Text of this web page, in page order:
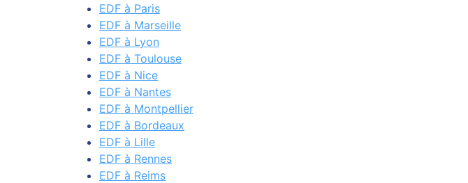
EDF à Paris
EDF à Marseille
EDF à Lyon
EDF à Toulouse
EDF à Nice
EDF à Nantes
EDF à Montpellier
EDF à Bordeaux
EDF à Lille
EDF à Rennes
EDF à Reims